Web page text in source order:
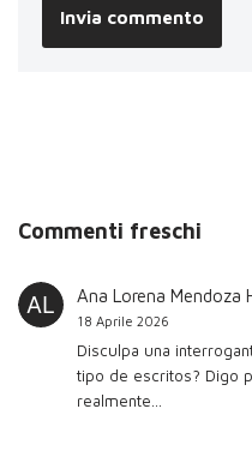
Commenti freschi
Ana Lorena Mendoza
18 Aprile 2026
Disculpa una
tipo de escritos? Digo
realmente…